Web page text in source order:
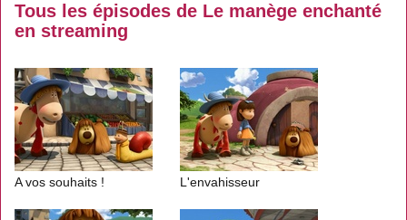
Tous les épisodes de Le manège enchanté
en streaming
A vos souhaits ! L'envahisseur